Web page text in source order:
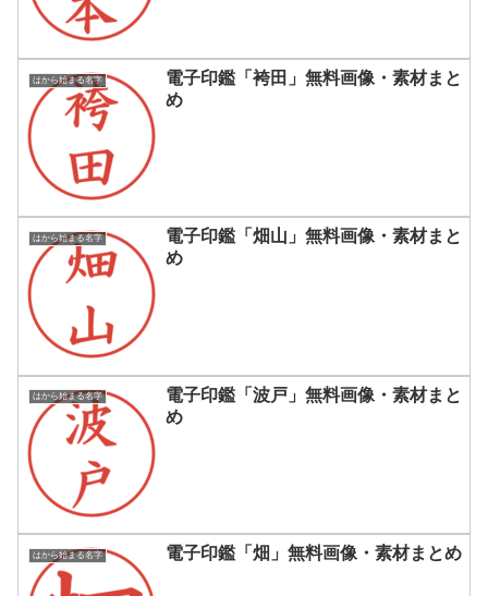
はから始まる名字
電子印鑑「袴田」無料画像・素材まと
め
はから始まる名字
電子印鑑「畑山」無料画像・素材まと
め
はから始まる名字
電子印鑑「波戸」無料画像・素材まと
め
はから始まる名字 電子印鑑「畑」無料画像・素材まとめ